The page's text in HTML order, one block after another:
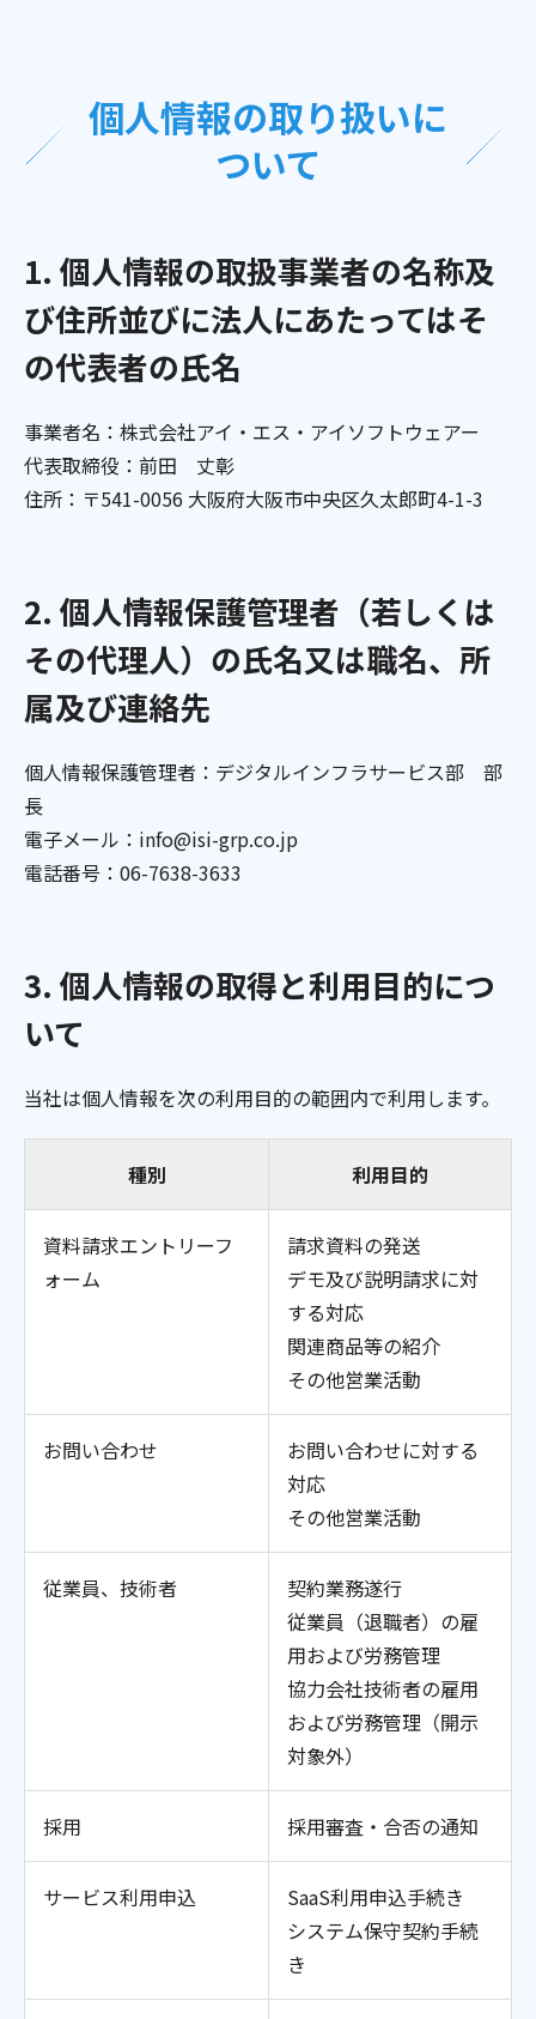
個人情報の取り扱いに
ついて
1. 個人情報の取扱事業者の名称及
び住所並びに法人にあたってはそ
の代表者の氏名
事業者名：株式会社アイ・エス・アイソフトウェアー
代表取締役：前田 丈彰
住所：〒541-0056 大阪府大阪市中央区久太郎町4-1-3
2. 個人情報保護管理者（若しくは
その代理人）の氏名又は職名、所
属及び連絡先
個人情報保護管理者：デジタルインフラサービス部 部
長
電子メール：info@isi-grp.co.jp
電話番号：06-7638-3633
3. 個人情報の取得と利用目的につ
いて
当社は個人情報を次の利用目的の範囲内で利用します。
種別 利用目的
資料請求エントリーフ
ォーム
請求資料の発送
デモ及び説明請求に対
する対応
関連商品等の紹介
その他営業活動
お問い合わせ
お問い合わせに対する
対応
その他営業活動
従業員、技術者
契約業務遂行
従業員（退職者）の雇
用および労務管理
協力会社技術者の雇用
および労務管理（開示
対象外）
採用 採用審査・合否の通知
サービス利用申込
SaaS利用申込手続き
システム保守契約手続
き